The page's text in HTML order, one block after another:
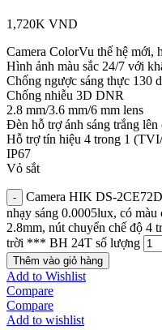
1,720K VND
Camera ColorVu thế hệ mới,
Hình ảnh màu sắc 24/7 với
Chống ngược sáng thực 130
Chống nhiễu 3D DNR
2.8 mm/3.6 mm/6 mm lens
Đèn hỗ trợ ánh sáng trắng lên
Hỗ trợ tín hiệu 4 trong 1
IP67
Vỏ sắt
Camera HIK DS-
nhạy sáng 0.0005lux, có màu
2.8mm, nút chuyển chế độ
trời *** BH 24T số lượng
Thêm vào giỏ hàng
Add to Wishlist
Compare
Compare
Add to wishlist